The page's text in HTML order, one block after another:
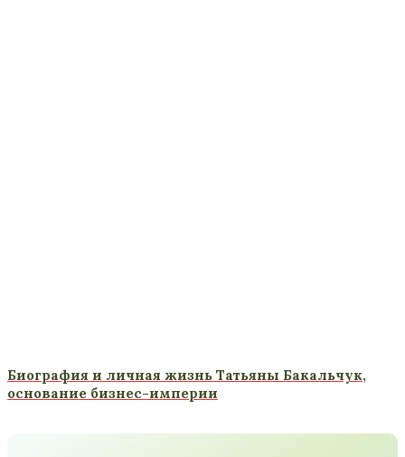
Биография и личная жизнь Татьяны Бакальчук,
основание бизнес-империи